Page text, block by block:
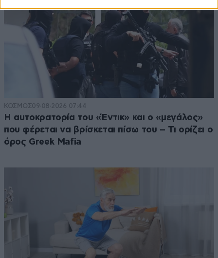
ΚΟΣΜΟΣ09·08·2026 07:44
Η αυτοκρατορία του «Έντικ» και ο «μεγάλος»
που φέρεται να βρίσκεται πίσω του – Τι ορίζει ο
όρος Greek Mafia